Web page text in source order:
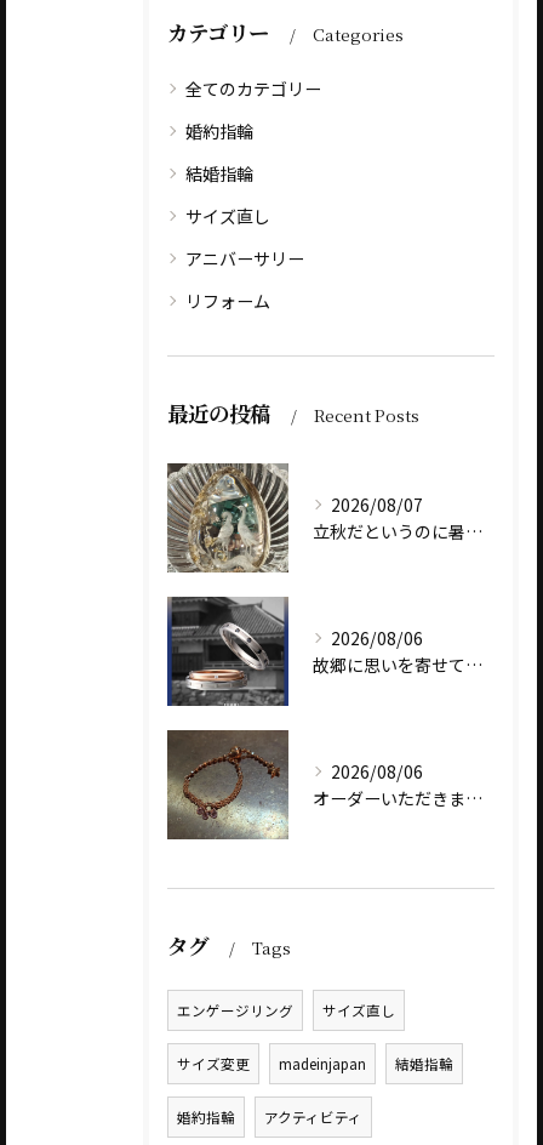
カテゴリー Categories
全てのカテゴリー
婚約指輪
結婚指輪
サイズ直し
アニバーサリー
リフォーム
最近の投稿 Recent Posts
2026/08/07
立秋だというのに暑いですね
2026/08/06
故郷に思いを寄せて～オリジナルブランド【Shinano(しな...
2026/08/06
オーダーいただきました、AbHeri 『dew 露』の新作で...
タグ Tags
エンゲージリング サイズ直し
サイズ変更 madeinjapan 結婚指輪
婚約指輪 アクティビティ